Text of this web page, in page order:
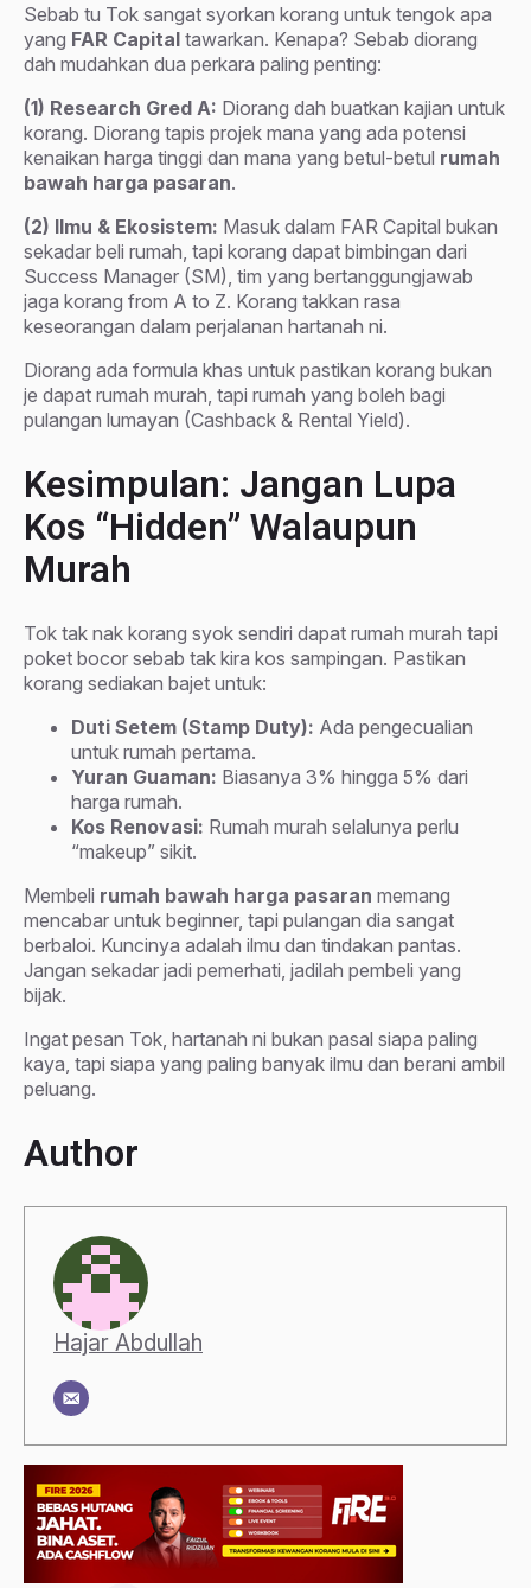
Sebab tu Tok sangat syorkan korang untuk tengok apa
yang FAR Capital tawarkan. Kenapa? Sebab diorang
dah mudahkan dua perkara paling penting:
(1) Research Gred A: Diorang dah buatkan kajian untuk
korang. Diorang tapis projek mana yang ada potensi
kenaikan harga tinggi dan mana yang betul-betul rumah
bawah harga pasaran.
(2) Ilmu & Ekosistem: Masuk dalam FAR Capital bukan
sekadar beli rumah, tapi korang dapat bimbingan dari
Success Manager (SM), tim yang bertanggungjawab
jaga korang from A to Z. Korang takkan rasa
keseorangan dalam perjalanan hartanah ni.
Diorang ada formula khas untuk pastikan korang bukan
je dapat rumah murah, tapi rumah yang boleh bagi
pulangan lumayan (Cashback & Rental Yield).
Kesimpulan: Jangan Lupa
Kos “Hidden” Walaupun
Murah
Tok tak nak korang syok sendiri dapat rumah murah tapi
poket bocor sebab tak kira kos sampingan. Pastikan
korang sediakan bajet untuk:
Duti Setem (Stamp Duty): Ada pengecualian
untuk rumah pertama.
Yuran Guaman: Biasanya 3% hingga 5% dari
harga rumah.
Kos Renovasi: Rumah murah selalunya perlu
“makeup” sikit.
Membeli rumah bawah harga pasaran memang
mencabar untuk beginner, tapi pulangan dia sangat
berbaloi. Kuncinya adalah ilmu dan tindakan pantas.
Jangan sekadar jadi pemerhati, jadilah pembeli yang
bijak.
Ingat pesan Tok, hartanah ni bukan pasal siapa paling
kaya, tapi siapa yang paling banyak ilmu dan berani ambil
peluang.
Author
Hajar Abdullah